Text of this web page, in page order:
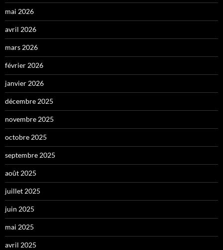
mai 2026
avril 2026
mars 2026
février 2026
janvier 2026
décembre 2025
novembre 2025
octobre 2025
septembre 2025
août 2025
juillet 2025
juin 2025
mai 2025
avril 2025